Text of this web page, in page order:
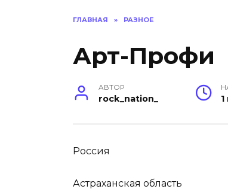
ГЛАВНАЯ » РАЗНОЕ
Арт-Профи
АВТОР
rock_nation_
Россия
Астраханская область